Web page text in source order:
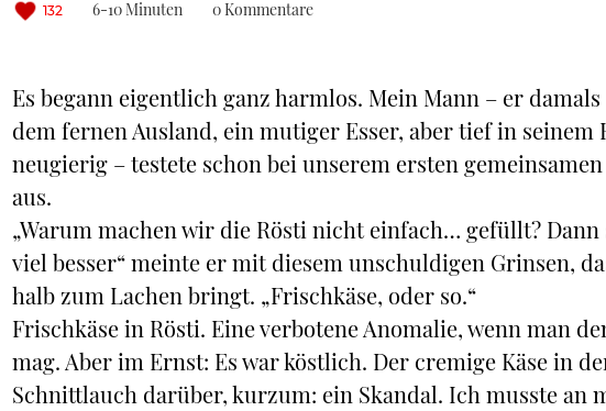
132 6-10 Minuten 0 Kommentare
Es begann eigentlich ganz harmlos. Mein Mann – er
dem fernen Ausland, ein mutiger Esser, aber tief in seinem
neugierig – testete schon bei unserem ersten
aus.
„Warum machen wir die Rösti nicht einfach… gefüllt?
viel besser“ meinte er mit diesem unschuldigen Grinsen,
halb zum Lachen bringt. „Frischkäse, oder so.“
Frischkäse in Rösti. Eine verbotene Anomalie, wenn man
mag. Aber im Ernst: Es war köstlich. Der cremige Käse in
Schnittlauch darüber, kurzum: ein Skandal. Ich musste an